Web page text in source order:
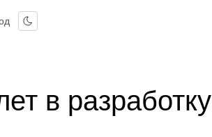
в разработку